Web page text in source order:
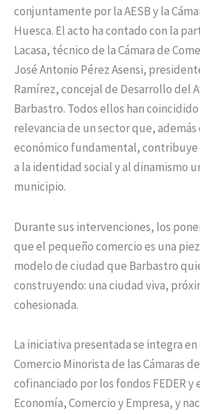
conjuntamente por la AESB y la
Huesca. El acto ha contado con la
Lacasa, técnico de la Cámara de
José Antonio Pérez Asensi,
Ramírez, concejal de Desarrollo del
Barbastro. Todos ellos han
relevancia de un sector que,
económico fundamental, contribuye
a la identidad social y al dinamismo
municipio.
Durante sus intervenciones, los
que el pequeño comercio es una
modelo de ciudad que Barbastro
construyendo: una ciudad viva,
cohesionada.
La iniciativa presentada se integra
Comercio Minorista de las Cámaras
cofinanciado por los fondos FEDER y
Economía, Comercio y Empresa, y